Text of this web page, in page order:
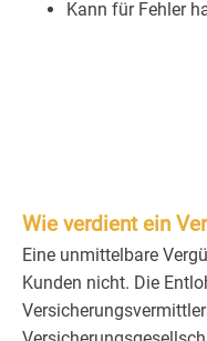
Kann für Fehler
Wie verdient ein
Eine unmittelbare
Kunden nicht. Die